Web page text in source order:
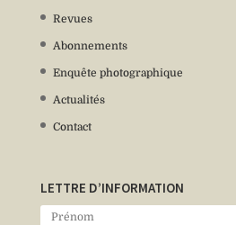
Revues
Abonnements
Enquête photographique
Actualités
Contact
LETTRE D’INFORMATION